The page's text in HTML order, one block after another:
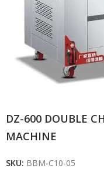
DZ-600 DOUBLE
MACHINE
SKU: BBM-C10-05